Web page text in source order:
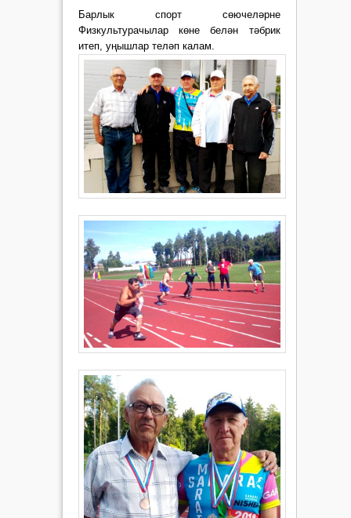
Барлык спорт сөючеләрне
Физкультурачылар көне белән тәбрик
итеп, уңышлар теләп калам.